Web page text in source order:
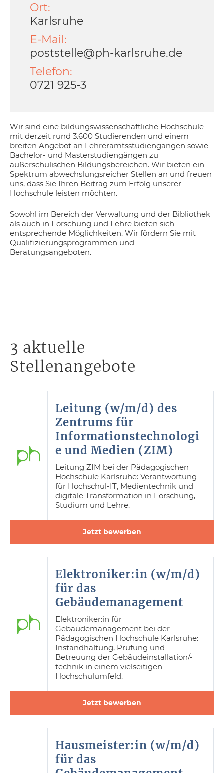
Wir sind eine bildungswissenschaftliche Hochschule
mit derzeit rund 3.600 Studierenden und einem
breiten Angebot an Lehreramtsstudiengängen sowie
Bachelor- und Masterstudiengängen zu
außerschulischen Bildungsbereichen. Wir bieten ein
Spektrum abwechslungsreicher Stellen an und freuen
uns, dass Sie Ihren Beitrag zum Erfolg unserer
Hochschule leisten möchten.
Sowohl im Bereich der Verwaltung und der Bibliothek
als auch in Forschung und Lehre bieten sich
entsprechende Möglichkeiten. Wir fördern Sie mit
Qualifizierungsprogrammen und
Beratungsangeboten.
Ort:
Karlsruhe
E-Mail:
poststelle@ph-karlsruhe.de
Telefon:
0721 925-3
3 aktuelle
Stellenangebote
Leitung (w/m/d) des
Zentrums für
Informationstechnologi
e und Medien (ZIM)
Leitung ZIM bei der Pädagogischen
Hochschule Karlsruhe: Verantwortung
für Hochschul-IT, Medientechnik und
digitale Transformation in Forschung,
Studium und Lehre.
Jetzt bewerben
Elektroniker:in (w/m/d)
für das
Gebäudemanagement
Elektroniker:in für
Gebäudemanagement bei der
Pädagogischen Hochschule Karlsruhe:
Instandhaltung, Prüfung und
Betreuung der Gebäudeinstallation/-
technik in einem vielseitigen
Hochschulumfeld.
Jetzt bewerben
Hausmeister:in (w/m/d)
für das